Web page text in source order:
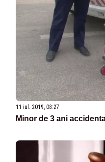
11 iul. 2019, 08:27
Minor de 3 ani